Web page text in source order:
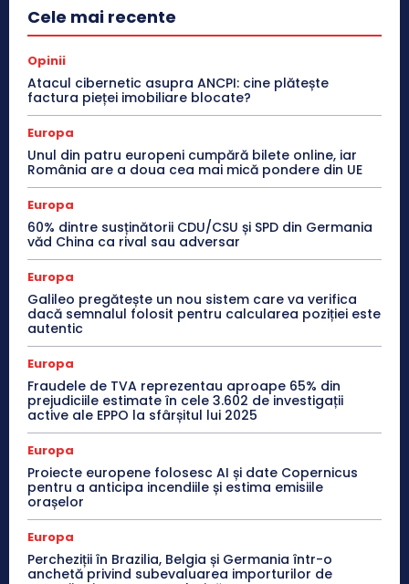
Cele mai recente
Opinii
Atacul cibernetic asupra ANCPI: cine plătește
factura pieței imobiliare blocate?
Europa
Unul din patru europeni cumpără bilete online, iar
România are a doua cea mai mică pondere din UE
Europa
60% dintre susținătorii CDU/CSU și SPD din Germania
văd China ca rival sau adversar
Europa
Galileo pregătește un nou sistem care va verifica
dacă semnalul folosit pentru calcularea poziției este
autentic
Europa
Fraudele de TVA reprezentau aproape 65% din
prejudiciile estimate în cele 3.602 de investigații
active ale EPPO la sfârșitul lui 2025
Europa
Proiecte europene folosesc AI și date Copernicus
pentru a anticipa incendiile și estima emisiile
orașelor
Europa
Percheziții în Brazilia, Belgia și Germania într-o
anchetă privind subevaluarea importurilor de